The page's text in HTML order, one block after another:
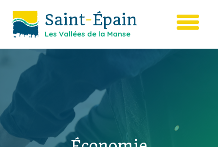
Saint-Épain
Les Vallées de la Manse